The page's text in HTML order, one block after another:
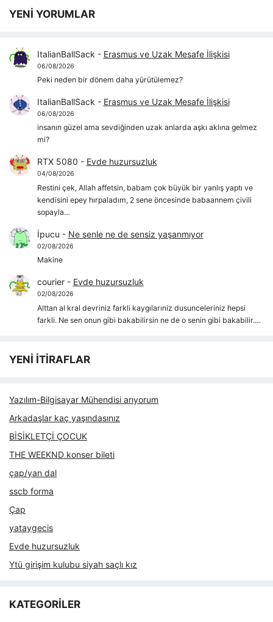
YENİ YORUMLAR
ItalianBallSack - Erasmus ve Uzak Mesafe İlişkisi
06/08/2026
Peki neden bir dönem daha yürütülemez?
ItalianBallSack - Erasmus ve Uzak Mesafe İlişkisi
06/08/2026
insanın güzel ama sevdiğinden uzak anlarda aşkı aklına gelmez
mi?
RTX 5080 - Evde huzursuzluk
04/08/2026
Restini çek, Allah affetsin, babam çok büyük bir yanlış yaptı ve
kendisini epey hırpaladım, 2 sene öncesinde babaannem çivili
sopayla…
İpucu - Ne senle ne de sensiz yaşanmıyor
02/08/2026
Makine
courier- Evde huzursuzluk
02/08/2026
Alttan al kral devriniz farkli kaygılarıniz dusunceleriniz hepsi
farkli. Ne sen onun gibi bakabilirsin ne de o senin gibi bakabilir.…
YENİ İTİRAFLAR
Yazılım-Bilgisayar Mühendisi arıyorum
Arkadaşlar kaç yaşındasınız
BİSİKLETÇİ ÇOCUK
THE WEEKND konser bileti
çap/yan dal
sscb forma
Çap
yataygecis
Evde huzursuzluk
Ytü girişim kulubu siyah saçlı kız
KATEGORİLER